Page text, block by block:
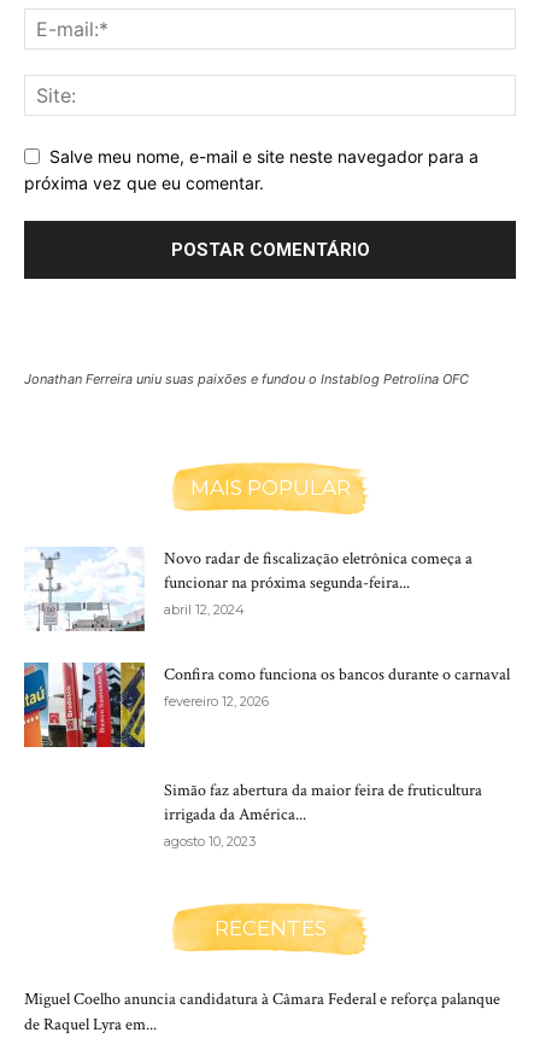
Salve meu nome, e-mail e site neste navegador para a
próxima vez que eu comentar.
Jonathan Ferreira uniu suas paixões e fundou o Instablog Petrolina OFC
MAIS POPULAR
Novo radar de fiscalização eletrônica começa a
funcionar na próxima segunda-feira...
abril 12, 2024
Confira como funciona os bancos durante o carnaval
fevereiro 12, 2026
Simão faz abertura da maior feira de fruticultura
irrigada da América...
agosto 10, 2023
RECENTES
Miguel Coelho anuncia candidatura à Câmara Federal e reforça palanque
de Raquel Lyra em...